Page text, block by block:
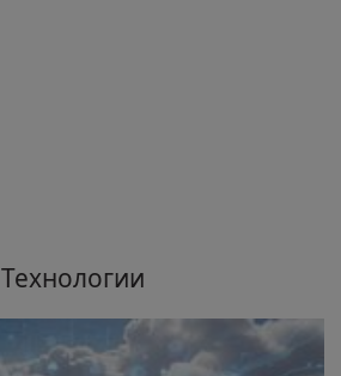
Технологии